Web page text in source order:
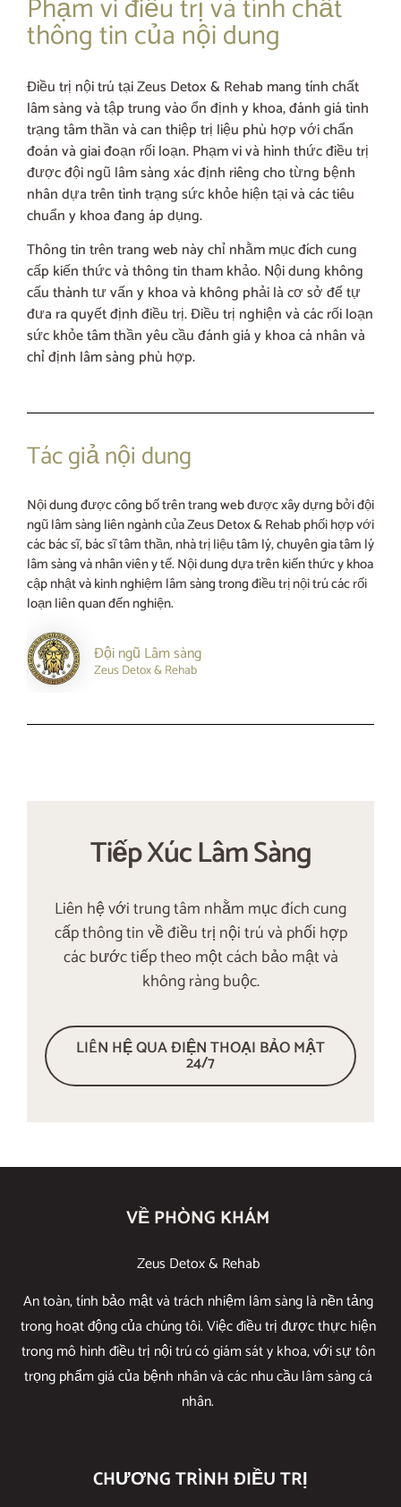
Phạm vi điều trị và tính chất
thông tin của nội dung
Điều trị nội trú tại Zeus Detox & Rehab mang tính chất
lâm sàng và tập trung vào ổn định y khoa, đánh giá tình
trạng tâm thần và can thiệp trị liệu phù hợp với chẩn
đoán và giai đoạn rối loạn. Phạm vi và hình thức điều trị
được đội ngũ lâm sàng xác định riêng cho từng bệnh
nhân dựa trên tình trạng sức khỏe hiện tại và các tiêu
chuẩn y khoa đang áp dụng.
Thông tin trên trang web này chỉ nhằm mục đích cung
cấp kiến thức và thông tin tham khảo. Nội dung không
cấu thành tư vấn y khoa và không phải là cơ sở để tự
đưa ra quyết định điều trị. Điều trị nghiện và các rối loạn
sức khỏe tâm thần yêu cầu đánh giá y khoa cá nhân và
chỉ định lâm sàng phù hợp.
Tác giả nội dung
Nội dung được công bố trên trang web được xây dựng bởi đội
ngũ lâm sàng liên ngành của Zeus Detox & Rehab phối hợp với
các bác sĩ, bác sĩ tâm thần, nhà trị liệu tâm lý, chuyên gia tâm lý
lâm sàng và nhân viên y tế. Nội dung dựa trên kiến thức y khoa
cập nhật và kinh nghiệm lâm sàng trong điều trị nội trú các rối
loạn liên quan đến nghiện.
Đội ngũ Lâm sàng
Zeus Detox & Rehab
Tiếp Xúc Lâm Sàng
Liên hệ với trung tâm nhằm mục đích cung
cấp thông tin về điều trị nội trú và phối hợp
các bước tiếp theo một cách bảo mật và
không ràng buộc.
LIÊN HỆ QUA ĐIỆN THOẠI BẢO MẬT
24/7
VỀ PHÒNG KHÁM
Zeus Detox & Rehab
An toàn, tính bảo mật và trách nhiệm lâm sàng là nền tảng
trong hoạt động của chúng tôi. Việc điều trị được thực hiện
trong mô hình điều trị nội trú có giám sát y khoa, với sự tôn
trọng phẩm giá của bệnh nhân và các nhu cầu lâm sàng cá
nhân.
CHƯƠNG TRÌNH ĐIỀU TRỊ